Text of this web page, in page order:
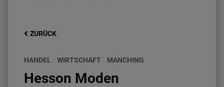
ZURÜCK
HANDEL WIRTSCHAFT MANCHING
Hesson Moden